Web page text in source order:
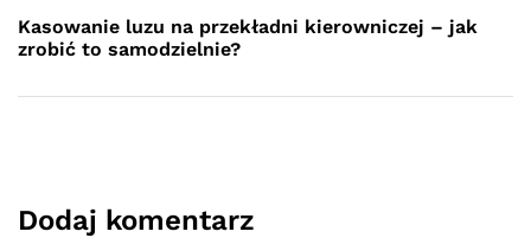
Post
Kasowanie luzu na przekładni kierowniczej – jak
zrobić to samodzielnie?
Dodaj komentarz